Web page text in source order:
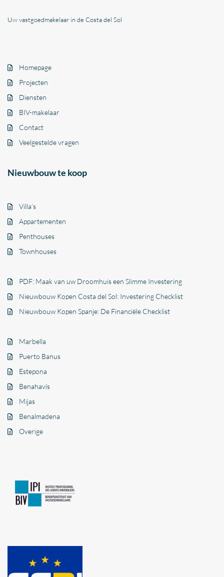
Uw vastgoedmakelaar in de Costa del Sol
Homepage
Projecten
Diensten
BIV-makelaar
Contact
Veelgestelde vragen
Nieuwbouw te koop
Villa’s
Appartementen
Penthouses
Townhouses
PDF: Maak van uw Droomhuis een Slimme Investering
Nieuwbouw Kopen Costa del Sol: Investering Checklist
Nieuwbouw Kopen Spanje: De Financiële Checklist
Marbella
Puerto Banus
Estepona
Benahavís
Mijas
Benalmadena
Overige